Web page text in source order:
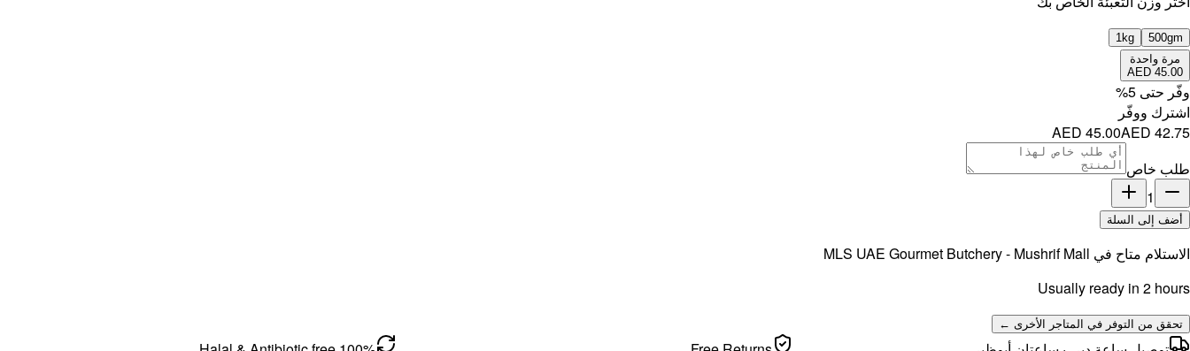
500gm
1kg
مرة واحدة
AED 45.00
وفّر حتى 5
%
اشترك ووفّر
AED 45.00AED 42.75
طلب خاص
1
أضف إلى السلة
الاستلام متاح في MLS UAE Gourmet Butchery - Mushrif Mall
Usually ready in 2 hours
تحقق من التوفر في المتاجر الأخرى ←